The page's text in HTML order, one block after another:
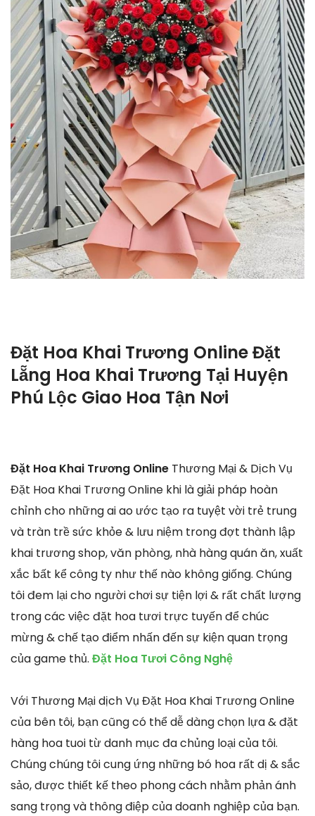
Đặt Hoa Khai Trương Online Đặt
Lẵng Hoa Khai Trương Tại Huyện
Phú Lộc Giao Hoa Tận Nơi
Đặt Hoa Khai Trương Online Thương Mại & Dịch Vụ
Đặt Hoa Khai Trương Online khi là giải pháp hoàn
chỉnh cho những ai ao ước tạo ra tuyệt vời trẻ trung
và tràn trề sức khỏe & lưu niệm trong đợt thành lập
khai trương shop, văn phòng, nhà hàng quán ăn, xuất
xắc bất kể công ty như thế nào không giống. Chúng
tôi đem lại cho người chơi sự tiện lợi & rất chất lượng
trong các việc đặt hoa tươi trực tuyến để chúc
mừng & chế tạo điểm nhấn đến sự kiện quan trọng
của game thủ. Đặt Hoa Tươi Công Nghệ
Với Thương Mại dịch Vụ Đặt Hoa Khai Trương Online
của bên tôi, bạn cũng có thể dễ dàng chọn lựa & đặt
hàng hoa tuoi từ danh mục đa chủng loại của tôi.
Chúng chúng tôi cung ứng những bó hoa rất dị & sắc
sảo, được thiết kế theo phong cách nhằm phản ánh
sang trọng và thông điệp của doanh nghiệp của bạn.